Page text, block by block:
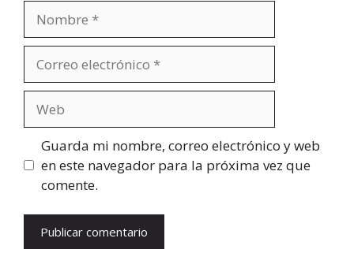
electrónico
Guarda mi nombre, correo electrónico y web
en este navegador para la próxima vez que
comente.